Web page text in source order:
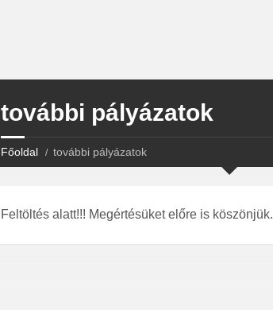
további pályázatok
Főoldal további pályázatok
Feltöltés alatt!!! Megértésüket előre is köszönjük.